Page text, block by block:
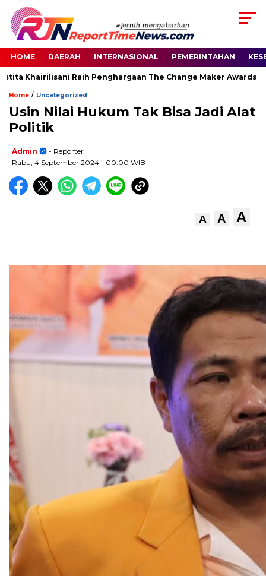
HOME DAERAH INTERNASIONAL PEMERINTAHAN
Raih Penghargaan The Change Maker Awards 2026
Home / Uncategorized
Usin Nilai Hukum Tak Bisa Jadi Alat
Politik
Admin
- Reporter
Rabu, 4 September 2024 - 00:00 WIB
A A A